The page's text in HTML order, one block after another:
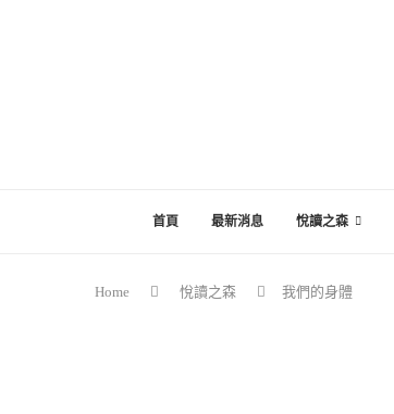
首頁 最新消息 悅讀之森
Home 悅讀之森 我們的身體